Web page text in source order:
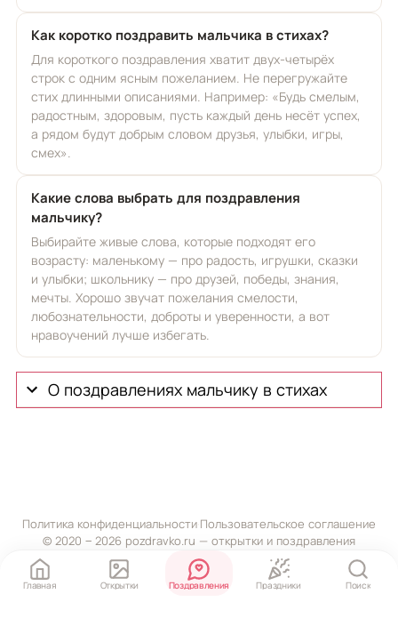
Как коротко поздравить мальчика в стихах?
Для короткого поздравления хватит двух-четырёх
строк с одним ясным пожеланием. Не перегружайте
стих длинными описаниями. Например: «Будь смелым,
радостным, здоровым, пусть каждый день несёт успех,
а рядом будут добрым словом друзья, улыбки, игры,
смех».
Какие слова выбрать для поздравления
мальчику?
Выбирайте живые слова, которые подходят его
возрасту: маленькому — про радость, игрушки, сказки
и улыбки; школьнику — про друзей, победы, знания,
мечты. Хорошо звучат пожелания смелости,
любознательности, доброты и уверенности, а вот
нравоучений лучше избегать.
О поздравлениях мальчику в стихах
Политика конфиденциальности Пользовательское соглашение
© 2020 ‒ 2026 pozdravko.ru — открытки и поздравления
Главная Открытки Поздравления Праздники Поиск